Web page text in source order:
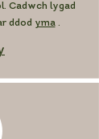
Cadwch lygad
ddod yma .